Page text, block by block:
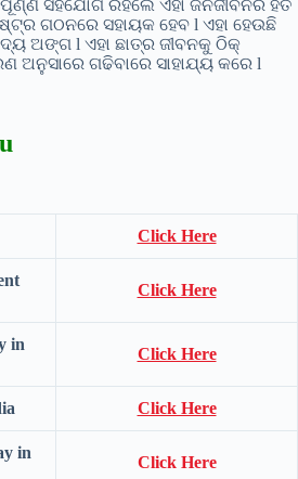
ସହଯୋଗ ରହିଲେ ଏହା ଜନଜୀବନର ହିତ
ଗଠନରେ ସହାୟକ ହେବ l ଏହା ହେଉଛି
ଅଙ୍ଗ l ଏହା ଛାତ୍ର ଜୀବନକୁ ଠିକ୍
ଅନୁସାରେ ଗଢିବାରେ ସାହାଯ୍ୟ କରେ l
Click Here
Click Here
in
Click Here
Click Here
in
Click Here